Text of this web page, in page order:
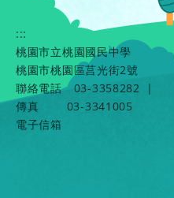
:::
桃園市立桃園國民中學
桃園市桃園區莒光街2號
聯絡電話
03-3358282
|
傳真
03-3341005
電子信箱